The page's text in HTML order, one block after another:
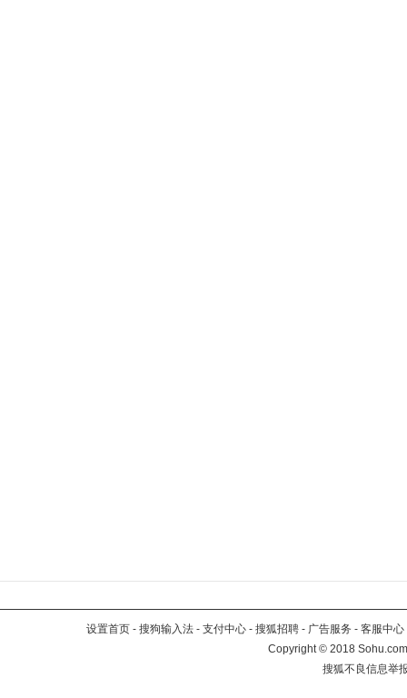
设置首页 - 搜狗输入法 - 支付中心 - 搜狐招聘 - 广告服务 - 客服中心
Copyright©2018
搜狐不良信息举